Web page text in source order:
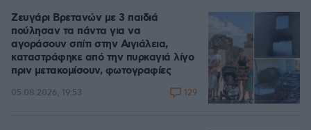
Ζευγάρι Βρετανών με 3 παιδιά
πούλησαν τα πάντα για να
αγοράσουν σπίτι στην Αιγιάλεια,
καταστράφηκε από την πυρκαγιά λίγο
πριν μετακομίσουν, φωτογραφίες
05.08.2026, 19:53 129